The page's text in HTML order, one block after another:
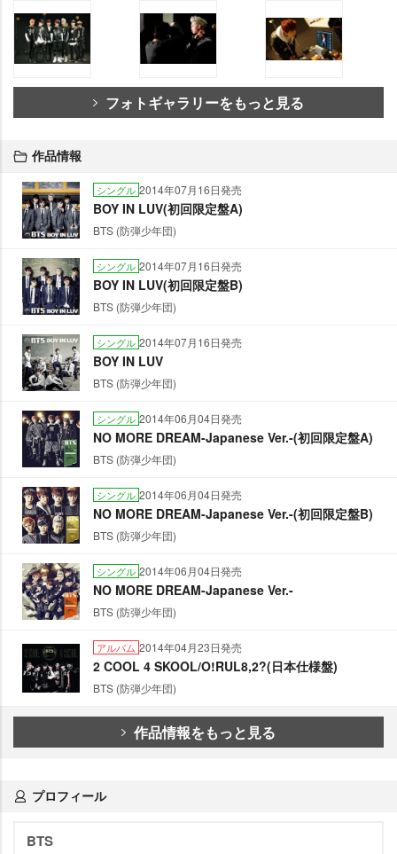
フォトギャラリーをもっと見る
作品情報
シングル 2014年07月16日発売
BOY IN LUV(初回限定盤A)
BTS (防弾少年団)
シングル 2014年07月16日発売
BOY IN LUV(初回限定盤B)
BTS (防弾少年団)
シングル 2014年07月16日発売
BOY IN LUV
BTS (防弾少年団)
シングル 2014年06月04日発売
NO MORE DREAM-Japanese Ver.-(初回限定盤A)
BTS (防弾少年団)
シングル 2014年06月04日発売
NO MORE DREAM-Japanese Ver.-(初回限定盤B)
BTS (防弾少年団)
シングル 2014年06月04日発売
NO MORE DREAM-Japanese Ver.-
BTS (防弾少年団)
アルバム 2014年04月23日発売
2 COOL 4 SKOOL/O!RUL8,2?(日本仕様盤)
BTS (防弾少年団)
作品情報をもっと見る
プロフィール
BTS